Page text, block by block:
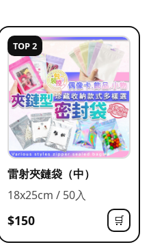
TOP 2
雷射夾鏈袋（中）
18x25cm / 50入
$150 🛒